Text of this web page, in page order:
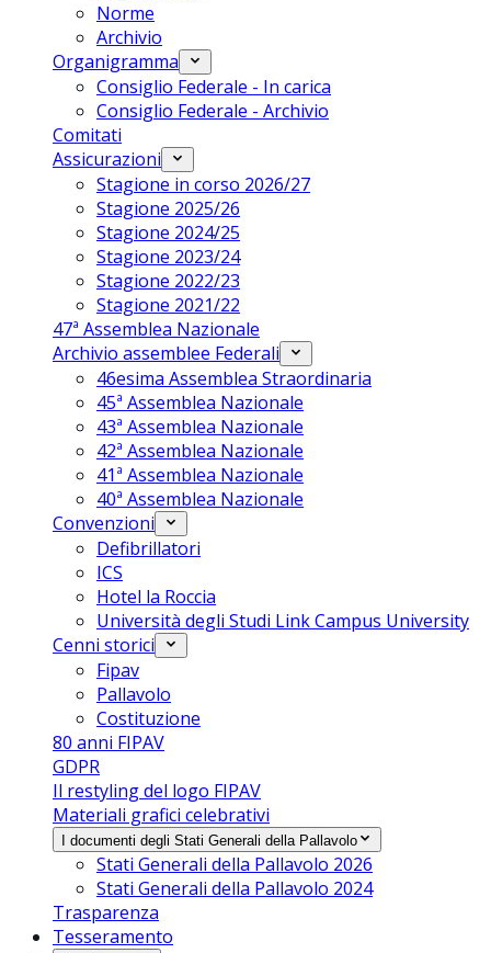
Norme
Archivio
Organigramma
Consiglio Federale - In carica
Consiglio Federale - Archivio
Comitati
Assicurazioni
Stagione in corso 2026/27
Stagione 2025/26
Stagione 2024/25
Stagione 2023/24
Stagione 2022/23
Stagione 2021/22
47ª Assemblea Nazionale
Archivio assemblee Federali
46esima Assemblea Straordinaria
45ª Assemblea Nazionale
43ª Assemblea Nazionale
42ª Assemblea Nazionale
41ª Assemblea Nazionale
40ª Assemblea Nazionale
Convenzioni
Defibrillatori
ICS
Hotel la Roccia
Università degli Studi Link Campus University
Cenni storici
Fipav
Pallavolo
Costituzione
80 anni FIPAV
GDPR
Il restyling del logo FIPAV
Materiali grafici celebrativi
I documenti degli Stati Generali della Pallavolo
Stati Generali della Pallavolo 2026
Stati Generali della Pallavolo 2024
Trasparenza
Tesseramento